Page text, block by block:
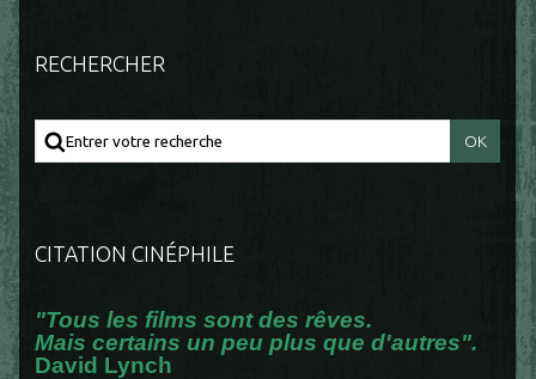
RECHERCHER
CITATION CINÉPHILE
"Tous les films sont des rêves.
Mais certains un peu plus que d'autres".
David Lynch